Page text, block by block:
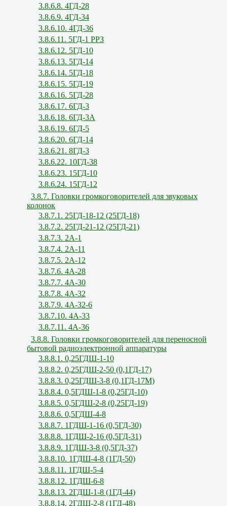
3.8.6.8. 4ГД-28
3.8.6.9. 4ГД-34
3.8.6.10. 4ГД-36
3.8.6.11. 5ГД-1 РРЗ
3.8.6.12. 5ГД-10
3.8.6.13. 5ГД-14
3.8.6.14. 5ГД-18
3.8.6.15. 5ГД-19
3.8.6.16. 5ГД-28
3.8.6.17. 6ГД-3
3.8.6.18. 6ГД-3А
3.8.6.19. 6ГД-5
3.8.6.20. 6ГД-14
3.8.6.21. 8ГД-3
3.8.6.22. 10ГД-38
3.8.6.23. 15ГД-10
3.8.6.24. 15ГД-12
3.8.7. Головки громкоговорителей для звуковых
колонок
3.8.7.1. 25ГД-18-12 (25ГД-18)
3.8.7.2. 25ГД-21-12 (25ГД-21)
3.8.7.3. 2А-1
3.8.7.4. 2А-11
3.8.7.5. 2А-12
3.8.7.6. 4А-28
3.8.7.7. 4А-30
3.8.7.8. 4А-32
3.8.7.9. 4А-32-6
3.8.7.10. 4А-33
3.8.7.11. 4А-36
3.8.8. Головки громкоговорителей для переносной
бытовой радиоэлектронной аппаратуры
3.8.8.1. 0,25ГДШ-1-10
3.8.8.2. 0,25ГДШ-2-50 (0,1ГД-17)
3.8.8.3. 0,25ГДШ-3-8 (0,1ГД-17М)
3.8.8.4. 0,5ГДШ-1-8 (0,25ГД-10)
3.8.8.5. 0,5ГДШ-2-8 (0,25ГД-19)
3.8.8.6. 0,5ГДШ-4-8
3.8.8.7. 1ГДШ-1-16 (0,5ГД-30)
3.8.8.8. 1ГДШ-2-16 (0,5ГД-31)
3.8.8.9. 1ГДШ-3-8 (0,5ГД-37)
3.8.8.10. 1ГДШ-4-8 (1ГД-50)
3.8.8.11. 1ГДШ-5-4
3.8.8.12. 1ГДШ-6-8
3.8.8.13. 2ГДШ-1-8 (1ГД-44)
3.8.8.14. 2ГДШ-2-8 (1ГД-48)